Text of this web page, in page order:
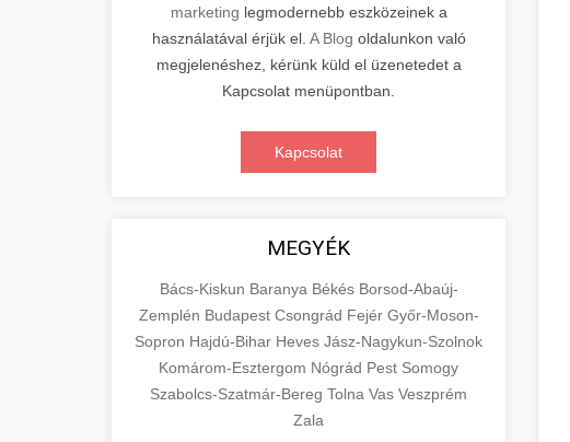
marketing legmodernebb eszközeinek a
használatával érjük el. A Blog oldalunkon való
megjelenéshez, kérünk küld el üzenetedet a
Kapcsolat menüpontban.
Kapcsolat
MEGYÉK
Bács-Kiskun Baranya Békés Borsod-Abaúj-
Zemplén Budapest Csongrád Fejér Győr-Moson-
Sopron Hajdú-Bihar Heves Jász-Nagykun-Szolnok
Komárom-Esztergom Nógrád Pest Somogy
Szabolcs-Szatmár-Bereg Tolna Vas Veszprém
Zala